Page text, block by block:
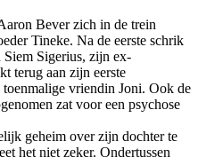
Bever zich in de trein
Tineke. Na de eerste schrik
Sigerius, zijn ex-
terug aan zijn eerste
vriendin Joni. Ook de
zat voor een psychose
geheim over zijn dochter te
het niet zeker. Ondertussen